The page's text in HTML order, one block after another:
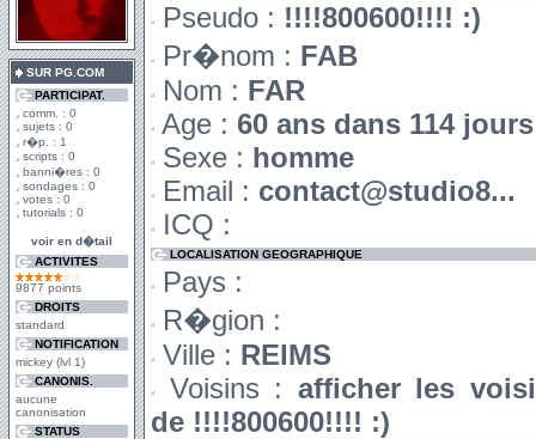
SUR PG.COM
PARTICIPAT.
comm. : 0
sujets : 0
r�p. : 1
scripts : 0
banni�res : 0
sondages : 0
votes : 0
tutorials : 0
voir en d�tail
ACTIVITES
9877 points
DROITS
standard
NOTIFICATION
mickey (lvl 1)
CANONIS.
aucune
canonisation
STATUS
Pseudo : !!!!800600!!!! :)
Pr�nom : FAB
Nom : FAR
Age : 60 ans dans 114 jours
Sexe : homme
Email : contact@studio8...
ICQ :
LOCALISATION GEOGRAPHIQUE
Pays :
R�gion :
Ville : REIMS
Voisins : afficher les
de !!!!800600!!!! :)